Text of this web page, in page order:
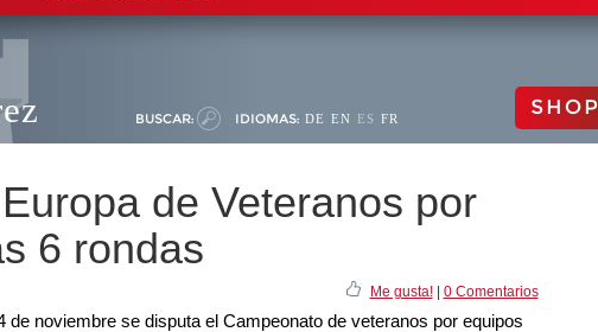
BUSCAR: IDIOMAS: DE EN ES FR SHOP
de Veteranos por
6 rondas
Me gusta!| 0 Comentarios
de noviembre se disputa el Campeonato de veteranos por equipos